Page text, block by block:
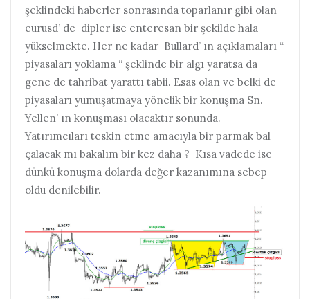
şeklindeki haberler sonrasında toparlanır gibi olan
eurusd’ de dipler ise enteresan bir şekilde hala
yükselmekte. Her ne kadar Bullard’ ın açıklamaları “
piyasaları yoklama “ şeklinde bir algı yaratsa da
gene de tahribat yarattı tabii. Esas olan ve belki de
piyasaları yumuşatmaya yönelik bir konuşma Sn.
Yellen’ ın konuşması olacaktır sonunda.
Yatırımcıları teskin etme amacıyla bir parmak bal
çalacak mı bakalım bir kez daha ? Kısa vadede ise
dünkü konuşma dolarda değer kazanımına sebep
oldu denilebilir.